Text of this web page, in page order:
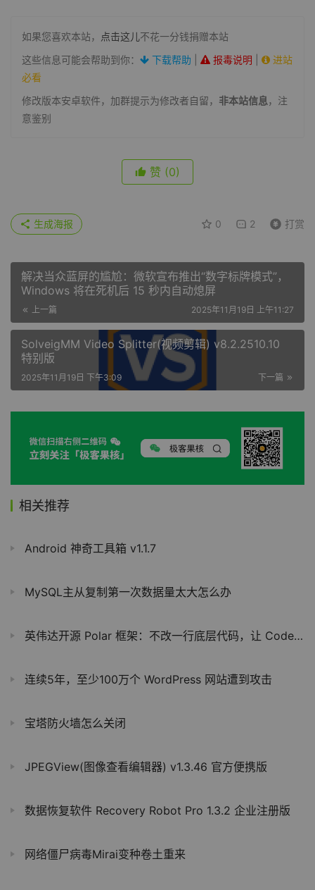
如果您喜欢本站， 点击这儿不花一分钱捐赠本站
这些信息可能会帮助到你：
下载帮助 报毒说明
进站
必看
修改版本安卓软件，加群提示为修改者自留， 非本站信息，注
意鉴别
赞 (0)
0 2 打赏
生成海报
解决当众蓝屏的尴尬：微软宣布推出“数字标牌模式”，
Windows 将在死机后 15 秒内自动熄屏
上一篇 2025年11月19日 上午11:27
SolveigMM Video Splitter(视频剪辑) v8.2.2510.10
特别版
下一篇
2025年11月19日 下午3:09
相关推荐
Android 神奇工具箱 v1.1.7
MySQL主从复制第一次数据量太大怎么办
英伟达开源 Polar 框架：不改一行底层代码，让 Codex 跑分暴涨 594%
连续5年，至少100万个 WordPress 网站遭到攻击
宝塔防火墙怎么关闭
JPEGView(图像查看编辑器) v1.3.46 官方便携版
数据恢复软件 Recovery Robot Pro 1.3.2 企业注册版
网络僵尸病毒Mirai变种卷土重来